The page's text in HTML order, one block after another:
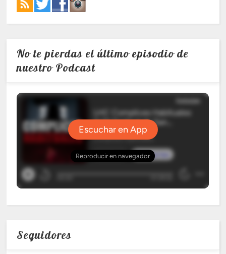
No te pierdas el último episodio de
nuestro Podcast
Seguidores